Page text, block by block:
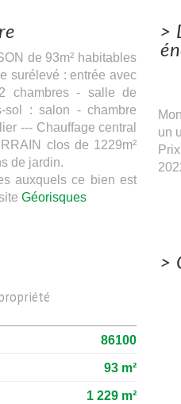
de 93m² habitables
surélevé : entrée avec
chambres - salle de
sol : salon - chambre
--- Chauffage central
clos de 1229m²
de jardin.
auxquels ce bien est
Géorisques
>
un
86100
93 m²
1 229 m²
>